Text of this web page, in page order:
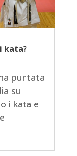
kata?
puntata
su
i kata e